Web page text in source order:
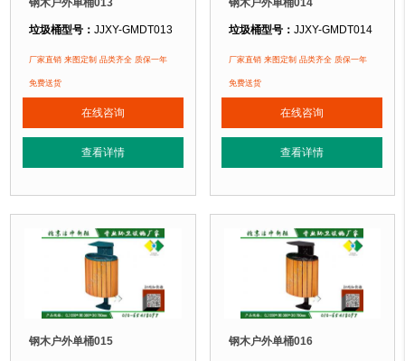
钢木户外单桶013
垃圾桶型号：JJXY-GMDT013
垃圾桶规格：长400mm 宽400mm 高950mm
垃圾桶材质：
垃圾桶周期：3-7天 厂家直销 来图定制
垃圾桶特点：选用优质镀锌钢板裁剪、压制、折弯后再焊接而成型，垃圾桶
正在使用该垃圾桶的部分客户：
北京某公园、北京某大学、北京某小区....
厂家直销 来图定制 品类齐全 质保一年
免费送货
在线咨询
查看详情
钢木户外单桶014
垃圾桶型号： JJXY-GMDT014
垃圾桶规格：长670mm 宽370mm
垃圾桶材质：
垃圾桶周期：3-7天 厂家直销 来图定
垃圾桶特点：选用优质镀锌钢板裁
正在使用该垃圾桶的部分客户：
北京某公园、北京某大学、北京某小
厂家直销 来图定制 品类齐全 质保一年
免费送货
在线咨询
查看详情
钢木户外单桶015 钢木户外单桶016